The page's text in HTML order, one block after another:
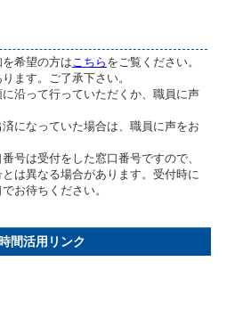
希望の方は こちら をご覧ください。
ます。ご了承下さい。
に沿って行っていただくか、職員に声
になっていた場合は、職員に声をお
号は受付をした窓口番号ですので、
は異なる場合があります。受付時に
お待ちください。
間活用リンク